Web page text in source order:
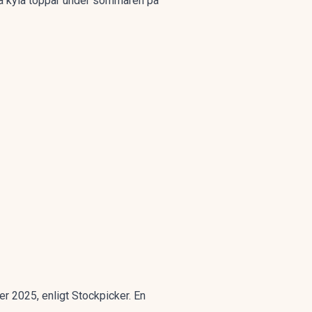
2025, enligt Stockpicker. En